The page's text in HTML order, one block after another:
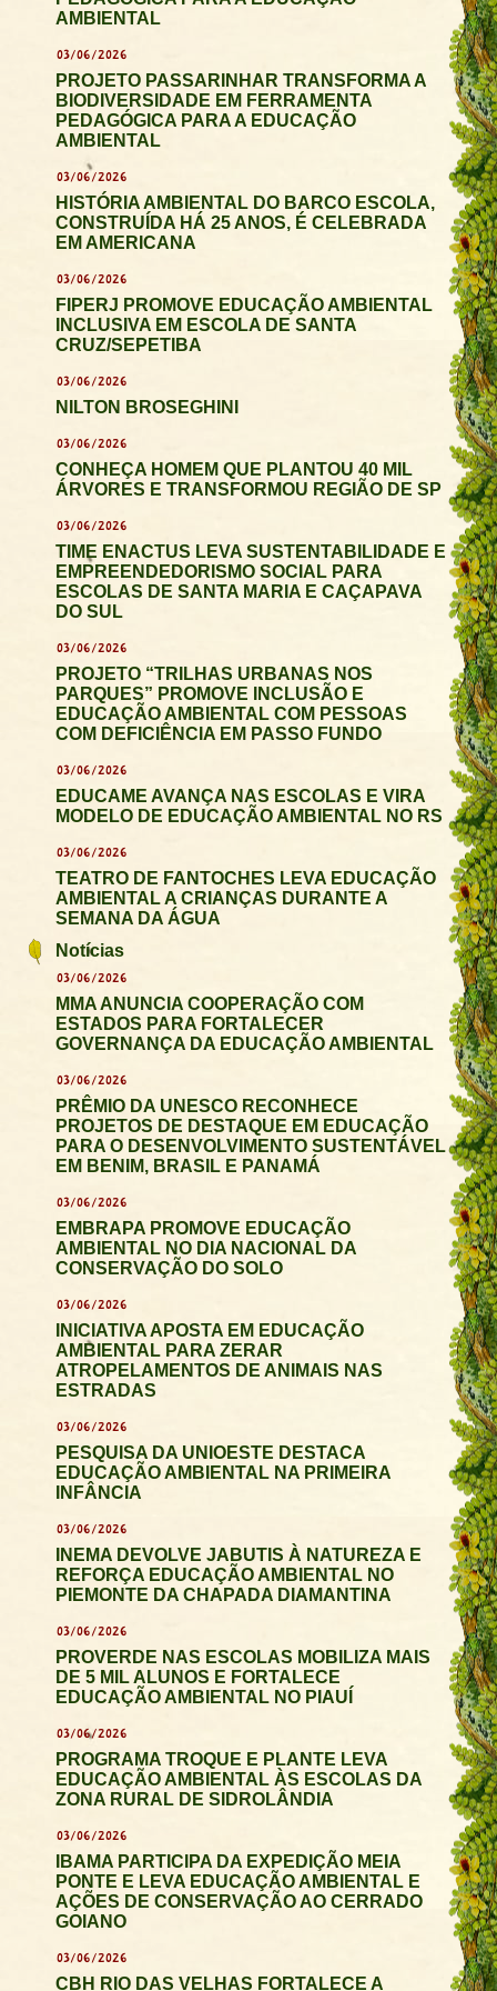
AMBIENTAL
03/06/2026
PROJETO PASSARINHAR TRANSFORMA A
BIODIVERSIDADE EM FERRAMENTA
PEDAGÓGICA PARA A EDUCAÇÃO
AMBIENTAL
03/06/2026
HISTÓRIA AMBIENTAL DO BARCO ESCOLA,
CONSTRUÍDA HÁ 25 ANOS, É CELEBRADA
EM AMERICANA
03/06/2026
FIPERJ PROMOVE EDUCAÇÃO AMBIENTAL
INCLUSIVA EM ESCOLA DE SANTA
CRUZ/SEPETIBA
03/06/2026
NILTON BROSEGHINI
03/06/2026
CONHEÇA HOMEM QUE PLANTOU 40 MIL
ÁRVORES E TRANSFORMOU REGIÃO DE SP
03/06/2026
TIME ENACTUS LEVA SUSTENTABILIDADE E
EMPREENDEDORISMO SOCIAL PARA
ESCOLAS DE SANTA MARIA E CAÇAPAVA
DO SUL
03/06/2026
PROJETO “TRILHAS URBANAS NOS
PARQUES” PROMOVE INCLUSÃO E
EDUCAÇÃO AMBIENTAL COM PESSOAS
COM DEFICIÊNCIA EM PASSO FUNDO
03/06/2026
EDUCAME AVANÇA NAS ESCOLAS E VIRA
MODELO DE EDUCAÇÃO AMBIENTAL NO RS
03/06/2026
TEATRO DE FANTOCHES LEVA EDUCAÇÃO
AMBIENTAL A CRIANÇAS DURANTE A
SEMANA DA ÁGUA
Notícias
03/06/2026
MMA ANUNCIA COOPERAÇÃO COM
ESTADOS PARA FORTALECER
GOVERNANÇA DA EDUCAÇÃO AMBIENTAL
03/06/2026
PRÊMIO DA UNESCO RECONHECE
PROJETOS DE DESTAQUE EM EDUCAÇÃO
PARA O DESENVOLVIMENTO SUSTENTÁVEL
EM BENIM, BRASIL E PANAMÁ
03/06/2026
EMBRAPA PROMOVE EDUCAÇÃO
AMBIENTAL NO DIA NACIONAL DA
CONSERVAÇÃO DO SOLO
03/06/2026
INICIATIVA APOSTA EM EDUCAÇÃO
AMBIENTAL PARA ZERAR
ATROPELAMENTOS DE ANIMAIS NAS
ESTRADAS
03/06/2026
PESQUISA DA UNIOESTE DESTACA
EDUCAÇÃO AMBIENTAL NA PRIMEIRA
INFÂNCIA
03/06/2026
INEMA DEVOLVE JABUTIS À NATUREZA E
REFORÇA EDUCAÇÃO AMBIENTAL NO
PIEMONTE DA CHAPADA DIAMANTINA
03/06/2026
PROVERDE NAS ESCOLAS MOBILIZA MAIS
DE 5 MIL ALUNOS E FORTALECE
EDUCAÇÃO AMBIENTAL NO PIAUÍ
03/06/2026
PROGRAMA TROQUE E PLANTE LEVA
EDUCAÇÃO AMBIENTAL ÀS ESCOLAS DA
ZONA RURAL DE SIDROLÂNDIA
03/06/2026
IBAMA PARTICIPA DA EXPEDIÇÃO MEIA
PONTE E LEVA EDUCAÇÃO AMBIENTAL E
AÇÕES DE CONSERVAÇÃO AO CERRADO
GOIANO
03/06/2026
CBH RIO DAS VELHAS FORTALECE A